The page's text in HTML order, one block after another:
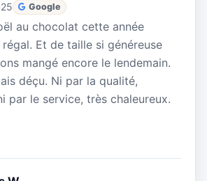
Google
au chocolat cette année
Et de taille si généreuse
mangé encore le lendemain.
déçu. Ni par la qualité,
par le service, très chaleureux.